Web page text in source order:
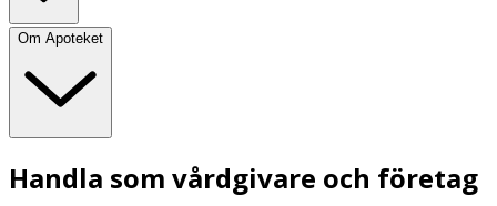
Om Apoteket
Handla som vårdgivare och företag